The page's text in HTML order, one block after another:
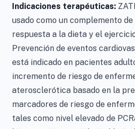
Indicaciones terapéuticas:
usado como un complemento
respuesta a la dieta y el
Prevención de eventos
está indicado en pacientes
incremento de riesgo de
aterosclerótica basado en la
marcadores de riesgo de
tales como nivel elevado de